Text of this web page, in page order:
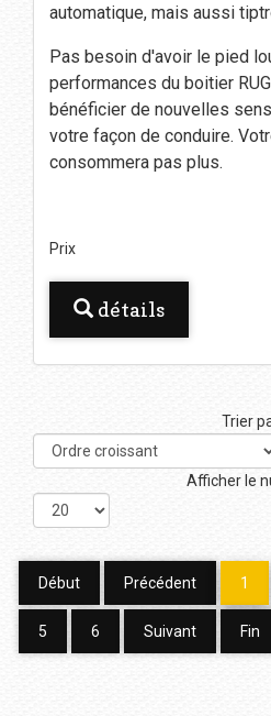
automatique, mais aussi
Pas besoin d'avoir le pied
performances du boitier
bénéficier de nouvelles
votre façon de conduire.
consommera pas plus.
Prix
détails
Trier
Afficher le
Début Précédent 1
5 6 Suivant Fin